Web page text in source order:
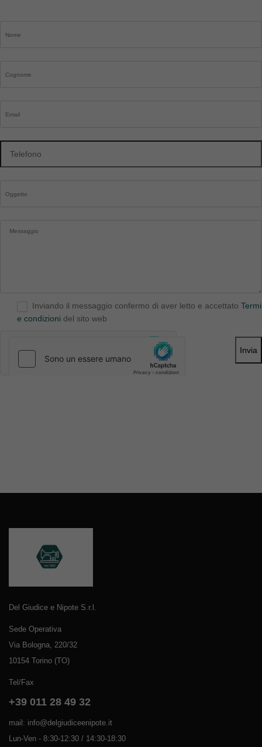
Inviando il messaggio confermo di aver letto e accettato
e condizioni del sito web
Invia
Del Giudice e Nipote S.r.l.
Sede Operativa
Via Bologna, 220/32
10154 Torino (TO)
Tel/Fax
+39 011 28 49 32
mail: info@delgiudiceenipote.it
Lun-Ven - 8:30-12:30 / 14:30-18:30